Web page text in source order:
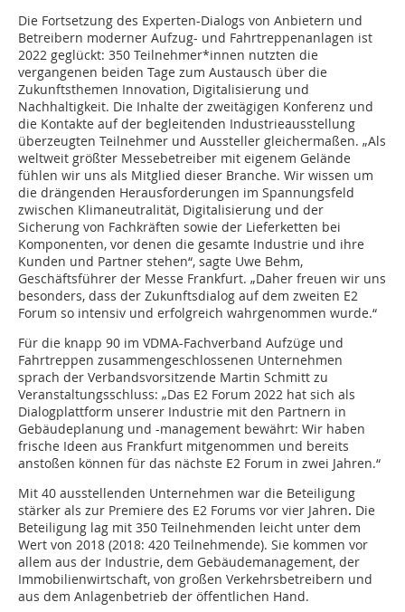
Die Fortsetzung des Experten-Dialogs von Anbietern und
Betreibern moderner Aufzug- und Fahrtreppenanlagen ist
2022 geglückt: 350 Teilnehmer*innen nutzten die
vergangenen beiden Tage zum Austausch über die
Zukunftsthemen Innovation, Digitalisierung und
Nachhaltigkeit. Die Inhalte der zweitägigen Konferenz und
die Kontakte auf der begleitenden Industrieausstellung
überzeugten Teilnehmer und Aussteller gleichermaßen. „Als
weltweit größter Messebetreiber mit eigenem Gelände
fühlen wir uns als Mitglied dieser Branche. Wir wissen um
die drängenden Heraus­forderungen im Spannungsfeld
zwischen Klimaneutralität, Digitalisierung und der
Sicherung von Fachkräften sowie der Lieferketten bei
Komponenten, vor denen die gesamte Industrie und ihre
Kunden und Partner stehen“, sagte Uwe Behm,
Geschäftsführer der Messe Frankfurt. „Daher freuen wir uns
besonders, dass der Zukunftsdialog auf dem zweiten E2
Forum so intensiv und erfolgreich wahrgenommen wurde.“
Für die knapp 90 im VDMA-Fachverband Aufzüge und
Fahrtreppen zusammenge­schlossenen Unternehmen
sprach der Verbandsvorsitzende Martin Schmitt zu
Veranstaltungsschluss: „Das E2 Forum 2022 hat sich als
Dialogplattform unserer Industrie mit den Partnern in
Gebäudeplanung und -management bewährt: Wir haben
frische Ideen aus Frankfurt mitgenommen und bereits
anstoßen können für das nächste E2 Forum in zwei Jahren.“
Mit 40 ausstellenden Unternehmen war die Beteiligung
stärker als zur Premiere des E2 Forums vor vier Jahren. Die
Beteiligung lag mit 350 Teilnehmenden leicht unter dem
Wert von 2018 (2018: 420 Teilnehmende). Sie kommen vor
allem aus der Industrie, dem Gebäudemanagement, der
Immobilienwirtschaft, von großen Verkehrsbetreibern und
aus dem Anlagenbetrieb der öffentlichen Hand.